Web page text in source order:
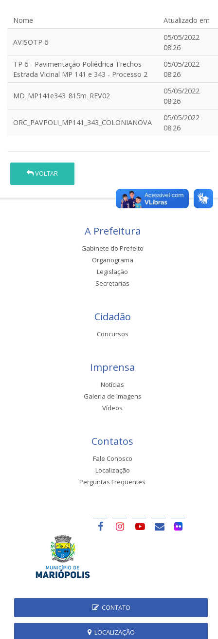
Nome Atualizado em
AVISOTP 6
05/05/2022
08:26
TP 6 - Pavimentação Poliédrica Trechos
Estrada Vicinal MP 141 e 343 - Processo 2
05/05/2022
08:26
MD_MP141e343_815m_REV02
05/05/2022
08:26
ORC_PAVPOLI_MP141_343_COLONIANOVA
05/05/2022
08:26
VOLTAR
A Prefeitura
Gabinete do Prefeito
Organograma
Legislação
Secretarias
Cidadão
Concursos
Imprensa
Notícias
Galeria de Imagens
Vídeos
Contatos
Fale Conosco
Localização
Perguntas Frequentes
CONTATO
LOCALIZAÇÃO